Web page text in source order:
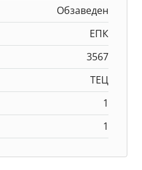
Обзаведен
ЕПК
3567
ТЕЦ
1
1